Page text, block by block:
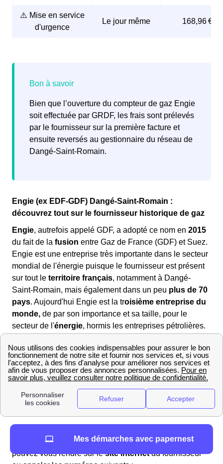
(PCE) qui figure sur la facture
le déménagement
pour éviter des frais d'intervention en urgence.
Lorsque le gaz n’a pas été coupé dans le logement, la
venue d’un technicien n’est pas nécessaire. Cependant,
il faut être réactif pour prévenir le plus tôt possible son
fournisseur de son arrivée dans le logement et ainsi
éviter une coupure de gaz
⚠️ Mise en service
d'urgence
Le jour même 168,96 €
Bien que l’ouverture du compteur de gaz Engie
soit effectuée par GRDF, les frais sont prélevés
par le fournisseur sur la première facture et
ensuite reversés au gestionnaire du réseau de
Dangé-Saint-Romain.
Engie (ex EDF-GDF) Dangé-Saint-Romain :
découvrez tout sur le fournisseur historique de gaz
Engie, autrefois appelé GDF, a adopté ce nom en 2015
du fait de la fusion entre Gaz de France (GDF) et Suez.
Engie est une entreprise très importante dans le secteur
mondial de l'énergie puisque le fournisseur est présent
sur tout le territoire français, notamment à Dangé-
Saint-Romain, mais également dans un peu plus de 70
pays. Aujourd'hui Engie est la troisième entreprise du
monde, de par son importance et sa taille, pour le
secteur de l'énergie, hormis les entreprises pétrolières.
Jusqu’en juin 2023, Engie était lefournisseur
historique du Tarif Réglementé de Vente(TRV) sur le
réseau GRDF. Avec l’abrogation de ces tarifs, la
Commission de Régulation de l’Énergie (CRE) a
introduit un nouveau
prix repère du gaz
votre propre idée à propos des offres Engie, vous
pouvez vous rendre sur lesite internetdu fournisseur
Mes démarches avec papernest